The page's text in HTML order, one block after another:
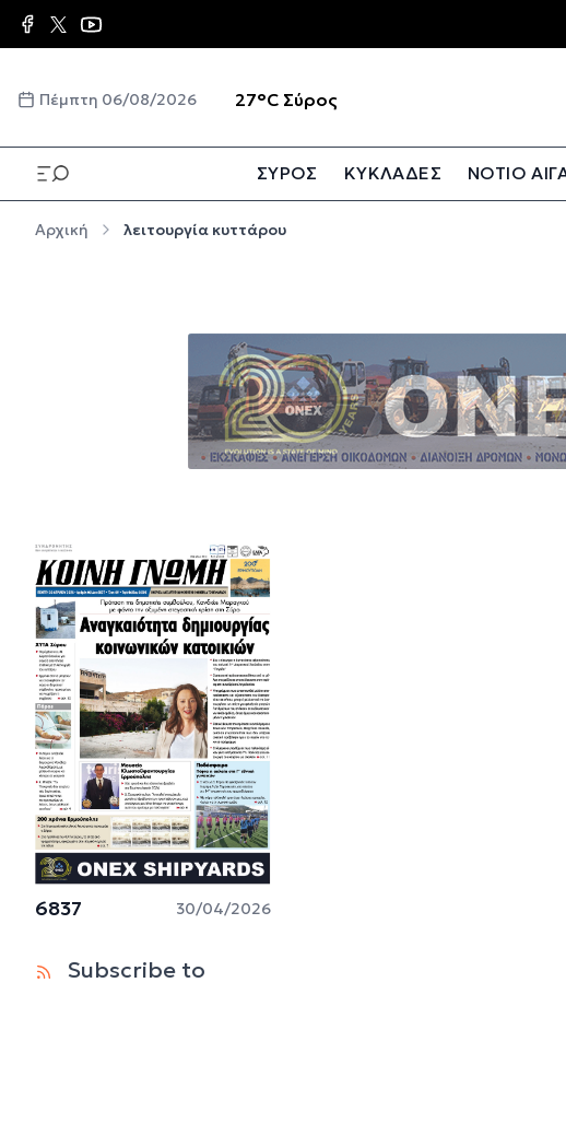
Παράκαμψη προς το κυρίως περιεχόμενο
Πέμπτη 06/08/2026 27°C Σύρος
ΣΥΡΟΣ ΚΥΚΛΑΔΕΣ ΝΟΤΙΟ
Αρχική λειτουργία κυττάρου
6837 30/04/2026
Subscribe to